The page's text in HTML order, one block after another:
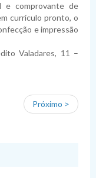
e comprovante de
currículo pronto, o
e impressão
Valadares, 11 –
Próximo >